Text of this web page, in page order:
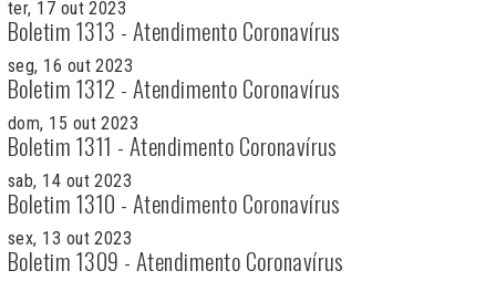
ter, 17 out 2023
Boletim 1313 - Atendimento Coronavírus
seg, 16 out 2023
Boletim 1312 - Atendimento Coronavírus
dom, 15 out 2023
Boletim 1311 - Atendimento Coronavírus
sab, 14 out 2023
Boletim 1310 - Atendimento Coronavírus
sex, 13 out 2023
Boletim 1309 - Atendimento Coronavírus